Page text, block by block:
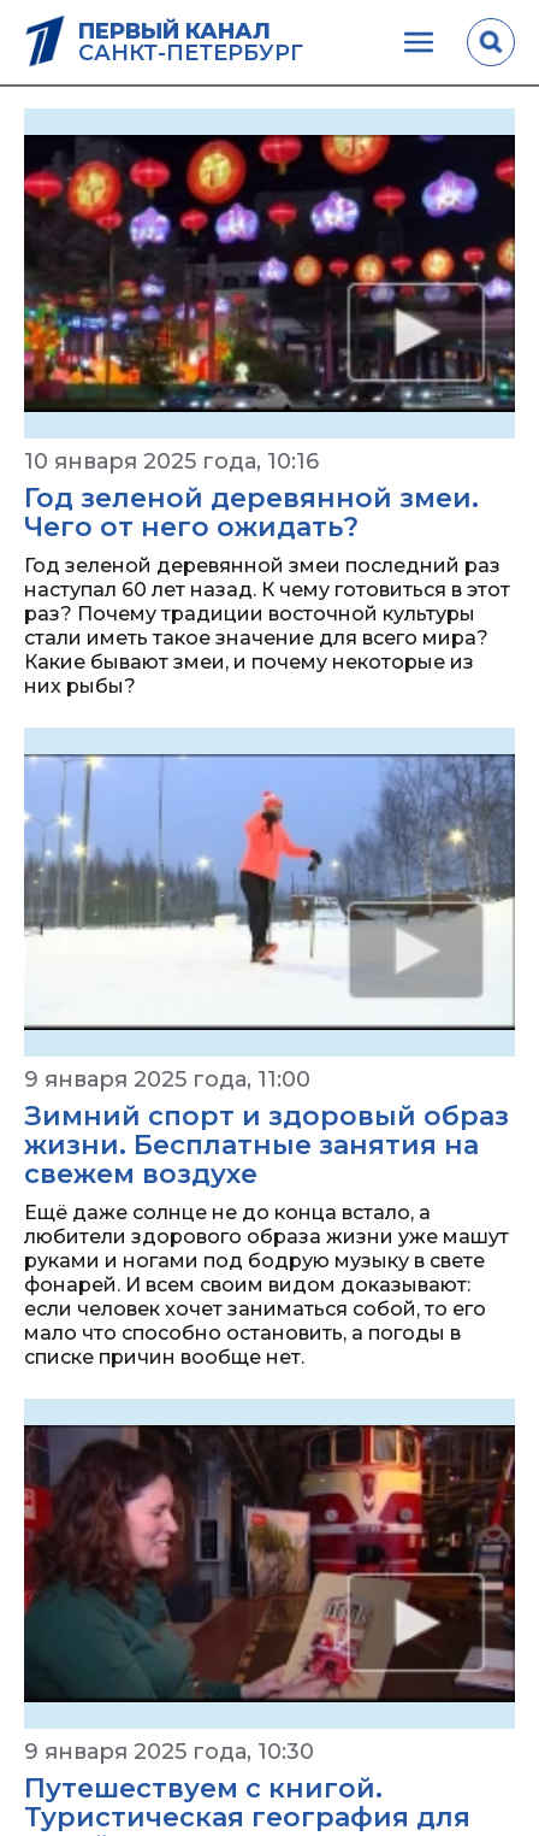
ПЕРВЫЙ КАНАЛ
САНКТ-ПЕТЕРБУРГ
10 января 2025 года, 10:16
Год зеленой деревянной змеи.
Чего от него ожидать?
Год зеленой деревянной змеи последний раз
наступал 60 лет назад. К чему готовиться в этот
раз? Почему традиции восточной культуры
стали иметь такое значение для всего мира?
Какие бывают змеи, и почему некоторые из
них рыбы?
9 января 2025 года, 11:00
Зимний спорт и здоровый образ
жизни. Бесплатные занятия на
свежем воздухе
Ещё даже солнце не до конца встало, а
любители здорового образа жизни уже машут
руками и ногами под бодрую музыку в свете
фонарей. И всем своим видом доказывают:
если человек хочет заниматься собой, то его
мало что способно остановить, а погоды в
списке причин вообще нет.
9 января 2025 года, 10:30
Путешествуем с книгой.
Туристическая география для